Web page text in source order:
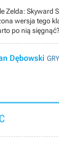
Zelda: Skyward
wersja tego
po nią
Dębowski